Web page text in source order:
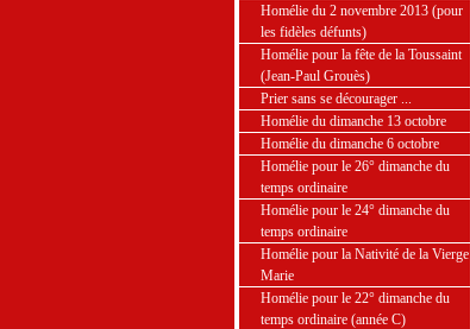
Homélie du 2 novembre 2013 (pour
les fidèles défunts)
Homélie pour la fête de la Toussaint
(Jean-Paul Grouès)
Prier sans se décourager ...
Homélie du dimanche 13 octobre
Homélie du dimanche 6 octobre
Homélie pour le 26° dimanche du
temps ordinaire
Homélie pour le 24° dimanche du
temps ordinaire
Homélie pour la Nativité de la Vierge
Marie
Homélie pour le 22° dimanche du
temps ordinaire (année C)